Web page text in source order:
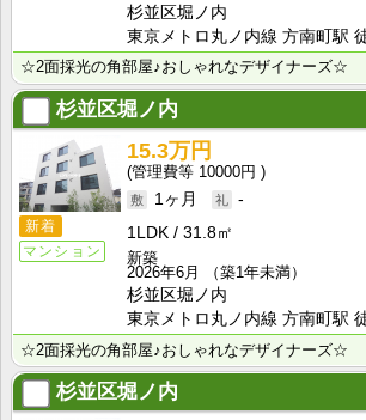
杉並区堀ノ内
東京メトロ丸ノ内線 方南町駅
☆2面採光の角部屋♪おしゃれなデザイナーズ☆
杉並区堀ノ内
新着
マンション
15.3万円
10000円
1ヶ月
-
1LDK
31.8㎡
新築
2026年6月
（築1年未満）
杉並区堀ノ内
東京メトロ丸ノ内線 方南町駅
☆2面採光の角部屋♪おしゃれなデザイナーズ☆
杉並区堀ノ内